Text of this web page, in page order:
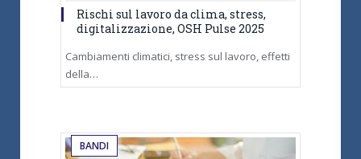
Rischi sul lavoro da clima, stress,
digitalizzazione, OSH Pulse 2025
Cambiamenti climatici, stress sul lavoro, effetti
della…
BANDI